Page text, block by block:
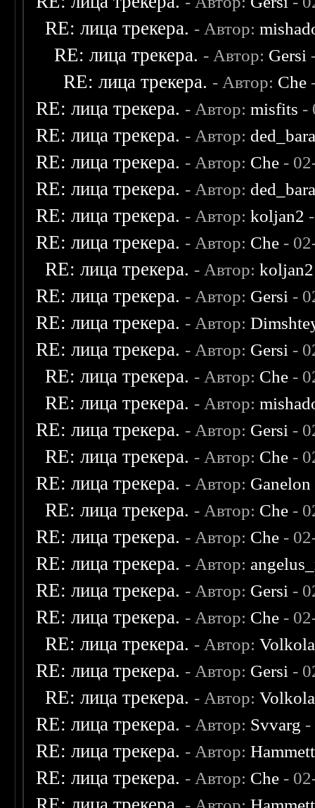
RE: лица трекера. - Автор:
RE: лица трекера. - Автор: Gersi
RE: лица трекера. - Автор: Che
RE: лица трекера. - Автор:misfits -
RE: лица трекера. - Автор:
RE: лица трекера. - Автор: Che -
RE: лица трекера. - Автор:
RE: лица трекера. - Автор:koljan2
RE: лица трекера. - Автор: Che -
RE: лица трекера. - Автор:koljan2
RE: лица трекера. - Автор: Gersi -
RE: лица трекера. - Автор:
RE: лица трекера. - Автор: Gersi -
RE: лица трекера. - Автор: Che -
RE: лица трекера. - Автор:
RE: лица трекера. - Автор: Gersi -
RE: лица трекера. - Автор: Che -
RE: лица трекера. - Автор: Ganelon
RE: лица трекера. - Автор: Che -
RE: лица трекера. - Автор: Che -
RE: лица трекера. - Автор:
RE: лица трекера. - Автор: Gersi -
RE: лица трекера. - Автор: Che -
RE: лица трекера. - Автор:
RE: лица трекера. - Автор: Gersi -
RE: лица трекера. - Автор:
RE: лица трекера. - Автор: Svvarg -
RE: лица трекера. - Автор:Hammett
RE: лица трекера. - Автор: Che -